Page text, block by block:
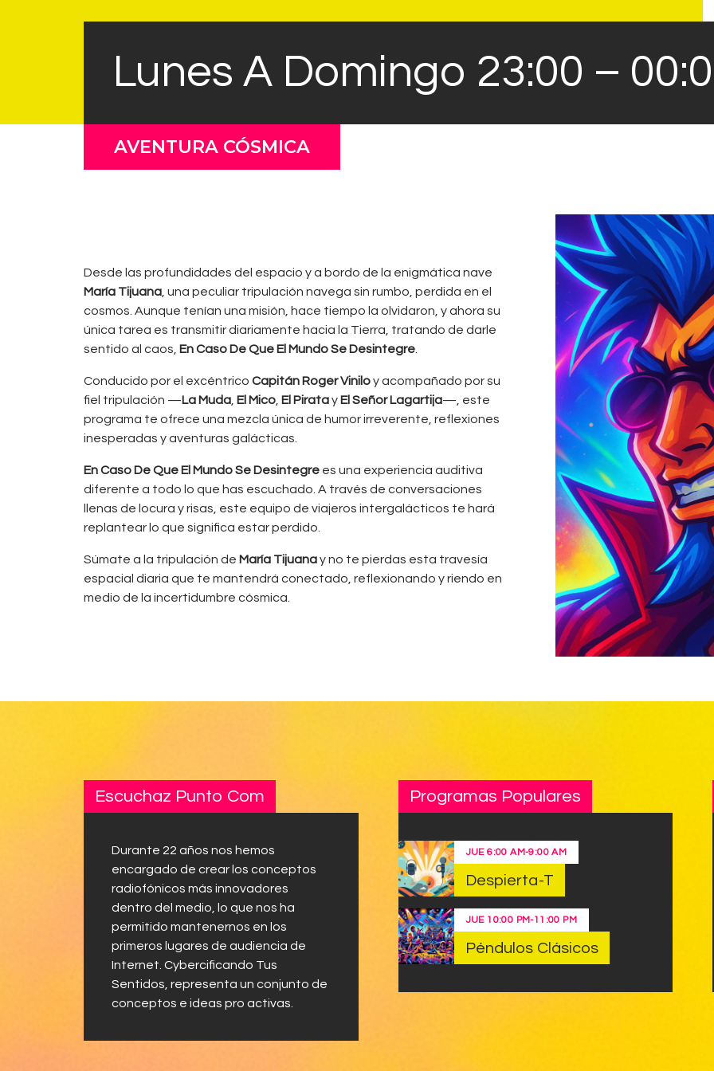
Lunes A Domingo 23:00 –
AVENTURA CÓSMICA
Desde las profundidades del espacio y a bordo de la enigmática nave
María Tijuana, una peculiar tripulación navega sin rumbo, perdida en el
cosmos. Aunque tenían una misión, hace tiempo la olvidaron, y ahora su
única tarea es transmitir diariamente hacia la Tierra, tratando de darle
sentido al caos, En Caso De Que El Mundo Se Desintegre.
Conducido por el excéntrico Capitán Roger Viniloy acompañado por su
fiel tripulación —La Muda, El Mico, El Piratay El Señor Lagartija—, este
programa te ofrece una mezcla única de humor irreverente, reflexiones
inesperadas y aventuras galácticas.
En Caso De Que El Mundo Se Desintegre es una experiencia auditiva
diferente a todo lo que has escuchado. A través de conversaciones
llenas de locura y risas, este equipo de viajeros intergalácticos te hará
replantear lo que significa estar perdido.
Súmate a la tripulación de María Tijuanay no te pierdas esta travesía
espacial diaria que te mantendrá conectado, reflexionando y riendo en
medio de la incertidumbre cósmica.
Escuchaz Punto Com
Durante 22 años nos hemos
encargado de crear los conceptos
radiofónicos más innovadores
dentro del medio, lo que nos ha
permitido mantenernos en los
primeros lugares de audiencia de
Internet. Cybercificando Tus
Sentidos, representa un conjunto de
conceptos e ideas pro activas.
Programas Populares
JUE6:00 AM-9:00 AM
Despierta-T
JUE 10:00 PM-11:00 PM
Péndulos Clásicos